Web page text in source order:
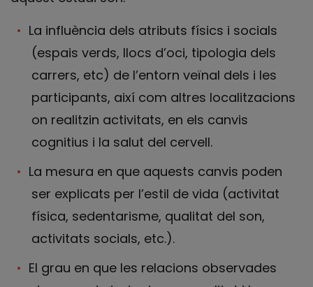
La influència dels atributs físics i socials
(espais verds, llocs d’oci, tipologia dels
carrers, etc) de l’entorn veïnal dels i les
participants, així com altres localitzacions
on realitzin activitats, en els canvis
cognitius i la salut del cervell.
La mesura en que aquests canvis poden
ser explicats per l’estil de vida (activitat
física, sedentarisme, qualitat del son,
activitats socials, etc.).
El grau en que les relacions observades